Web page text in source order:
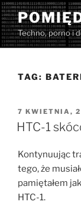
Przejdź
do
treściTechno, porno i
TAG:
W
7 KWIETNIA,
HTC-1
Kontynuując
tego, że
pamiętałem
HTC-1.